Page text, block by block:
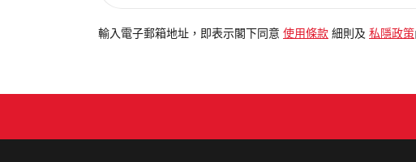
電
輸入電子郵箱地址，即表示閣下同意 使用條款 細則及 私隱政策